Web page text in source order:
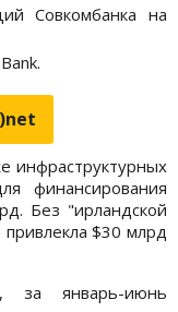
Совкомбанка на
инфраструктурных
финансирования
Без "ирландской
привлекла $30 млрд
за январь-июнь